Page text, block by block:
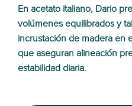
En acetato italiano, Dario
volúmenes equilibrados y
incrustación de madera en
que aseguran alineación
estabilidad diaria.